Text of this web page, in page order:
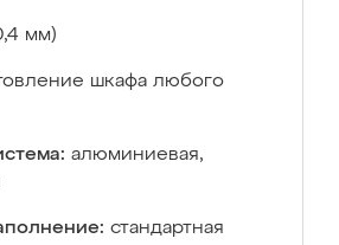
мм)
шкафа любого
алюминиевая,
стандартная